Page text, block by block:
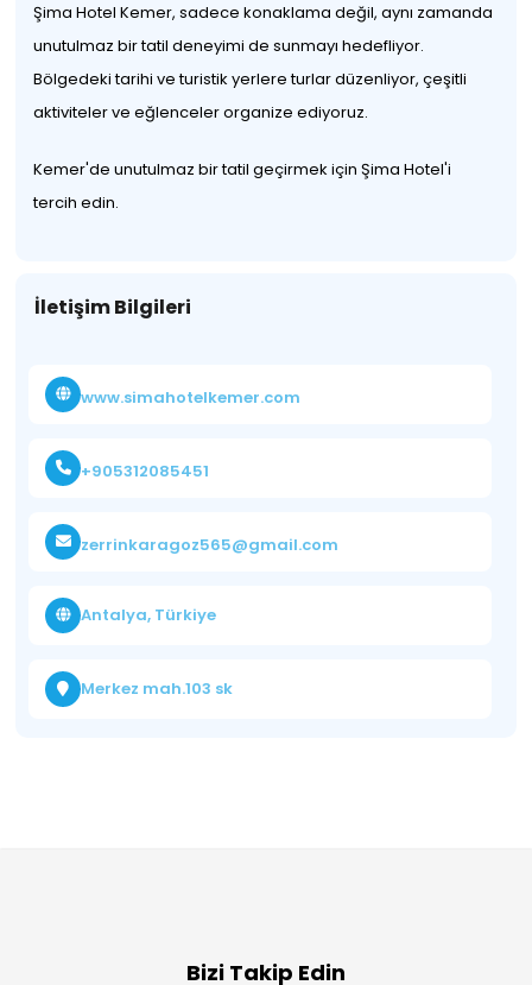
Şima Hotel Kemer, sadece konaklama değil, aynı zamanda
unutulmaz bir tatil deneyimi de sunmayı hedefliyor.
Bölgedeki tarihi ve turistik yerlere turlar düzenliyor, çeşitli
aktiviteler ve eğlenceler organize ediyoruz.
Kemer'de unutulmaz bir tatil geçirmek için Şima Hotel'i
tercih edin.
İletişim Bilgileri
www.simahotelkemer.com
+905312085451
zerrinkaragoz565@gmail.com
Antalya, Türkiye
Merkez mah.103 sk
Bizi Takip Edin